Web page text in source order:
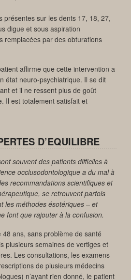
présentes sur les dents 17, 18, 27,
digue et sous aspiration
remplacées par des obturations
affirme que cette intervention a
état neuro-psychiatrique. Il se dit
et il ne ressent plus de goût
Il est totalement satisfait et
D’EQUILIBRE
souvent des patients difficiles à
occlusodontologique a du mal à
recommandations scientifiques et
se retrouvent parfois
les méthodes ésotériques – et
font que rajouter à la confusion.
ans, sans problème de santé
plusieurs semaines de vertiges et
Les consultations, les examens
de plusieurs médecins
n’ayant rien donné, le patient